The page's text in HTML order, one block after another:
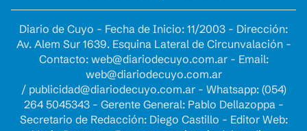
Diario de Cuyo - Fecha de Inicio: 11/2003 - Dirección:
Av. Alem Sur 1639. Esquina Lateral de Circunvalación -
Contacto: web@diariodecuyo.com.ar- Email:
web@diariodecuyo.com.ar
/ publicidad@diariodecuyo.com.ar- Whatsapp: (054)
264 5045343 - Gerente General: Pablo Dellazoppa -
Secretario de Redacción: Diego Castillo - Editor Web: